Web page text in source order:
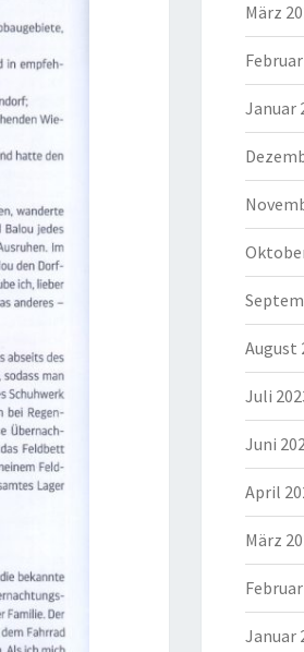
März
Januar
August
Juli
Juni
April
März
Januar